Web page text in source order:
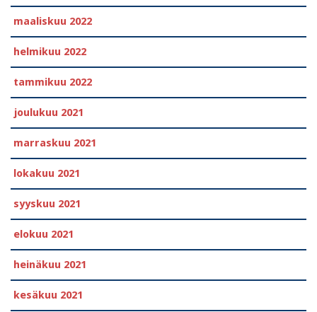
maaliskuu 2022
helmikuu 2022
tammikuu 2022
joulukuu 2021
marraskuu 2021
lokakuu 2021
syyskuu 2021
elokuu 2021
heinäkuu 2021
kesäkuu 2021